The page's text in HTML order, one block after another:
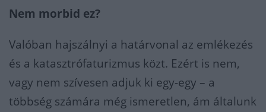
Nem morbid ez?
Valóban hajszálnyi a határvonal az emlékezés
és a katasztrófaturizmus közt. Ezért is nem,
vagy nem szívesen adjuk ki egy-egy – a
többség számára még ismeretlen, ám általunk